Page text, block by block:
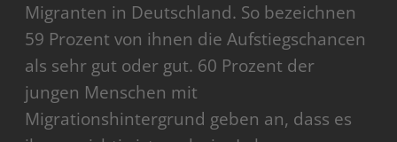
Migranten in Deutschland. So bezeichnen
59 Prozent von ihnen die Aufstiegschancen
als sehr gut oder gut. 60 Prozent der
jungen Menschen mit
Migrationshintergrund geben an, dass es